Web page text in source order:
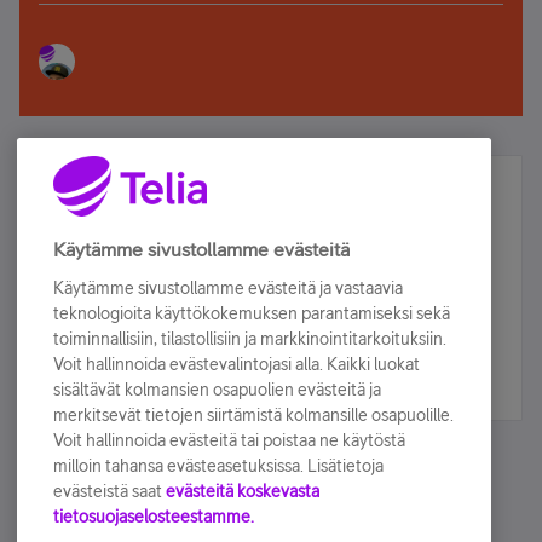
Älä jää paitsi – osallistu ja voita!
Tilaa Telian uutiskirje ja olet mukana arvonnassa.
sähköpostiisi.
Tilaa nyt
Käytämme sivustollamme evästeitä
Käytämme sivustollamme evästeitä ja vastaavia
teknologioita käyttökokemuksen parantamiseksi sekä
toiminnallisiin, tilastollisiin ja markkinointitarkoituksiin.
Voit hallinnoida evästevalintojasi alla. Kaikki luokat
sisältävät kolmansien osapuolien evästeitä ja
merkitsevät tietojen siirtämistä kolmansille osapuolille.
Voit hallinnoida evästeitä tai poistaa ne käytöstä
milloin tahansa evästeasetuksissa. Lisätietoja
evästeistä saat evästeitä koskevasta
tietosuojaselosteestamme.